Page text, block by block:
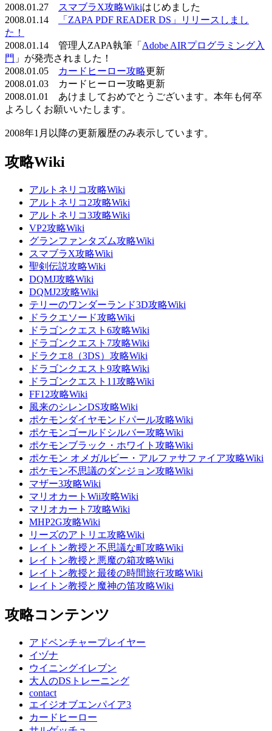
2008.01.27
スマブラX攻略Wikiはじめました
2008.01.14
「ZAPA PDF READER DS」リリースしまし
た！
2008.01.14 管理人ZAPA執筆「 Adobe AIRプログラミング入
門 」が発売されました！
2008.01.05
カードヒーロー攻略更新
2008.01.03 カードヒーロー攻略更新
2008.01.01 あけましておめでとうございます。本年も何卒
よろしくお願いいたします。
2008年1月以降の更新履歴のみ表示しています。
攻略Wiki
アルトネリコ攻略Wiki
アルトネリコ2攻略Wiki
アルトネリコ3攻略Wiki
VP2攻略Wiki
グランファンタズム攻略Wiki
スマブラX攻略Wiki
聖剣伝説攻略Wiki
DQMJ攻略Wiki
DQMJ2攻略Wiki
テリーのワンダーランド3D攻略Wiki
ドラクエソード攻略Wiki
ドラゴンクエスト6攻略Wiki
ドラゴンクエスト7攻略Wiki
ドラクエ8（3DS）攻略Wiki
ドラゴンクエスト9攻略Wiki
ドラゴンクエスト11攻略Wiki
FF12攻略Wiki
風来のシレンDS攻略Wiki
ポケモンダイヤモンドパール攻略Wiki
ポケモンゴールドシルバー攻略Wiki
ポケモンブラック・ホワイト攻略Wiki
ポケモン オメガルビー・アルファサファイア攻略Wiki
ポケモン不思議のダンジョン攻略Wiki
マザー3攻略Wiki
マリオカートWii攻略Wiki
マリオカート7攻略Wiki
MHP2G攻略Wiki
リーズのアトリエ攻略Wiki
レイトン教授と不思議な町攻略Wiki
レイトン教授と悪魔の箱攻略Wiki
レイトン教授と最後の時間旅行攻略Wiki
レイトン教授と魔神の笛攻略Wiki
攻略コンテンツ
アドベンチャープレイヤー
イヅナ
ウイニングイレブン
大人のDSトレーニング
contact
エイジオブエンパイア3
カードヒーロー